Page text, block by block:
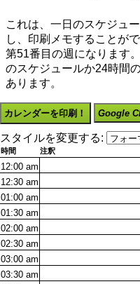
これは、一日のスケジュ
し、印刷メモすることが
第51番目の週になります
のスケジュールか24時間
あります。
カレンダーを印刷！ Google
スタイルを変更する:
時間 注釈
12:00 am
12:30 am
01:00 am
01:30 am
02:00 am
02:30 am
03:00 am
03:30 am